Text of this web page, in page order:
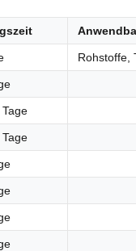
Rohstoffe,